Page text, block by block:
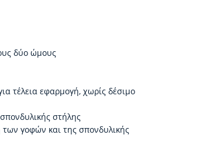
δύο ώμους
τέλεια εφαρμογή, χωρίς δέσιμο
στήλης
γοφών και της σπονδυλικής